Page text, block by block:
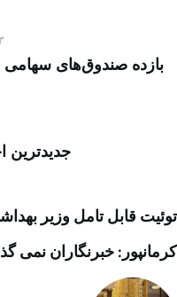
بازده صندوق‌های سهامی در آذر
جدیدترین
توئیت قابل تامل وزیر
کرمانپور: خبرنگاران نمی